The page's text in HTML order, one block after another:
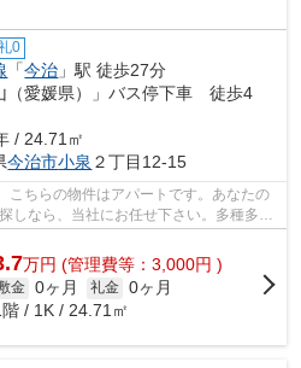
0
「今治 」駅 徒歩27分
（愛媛県）」バス停下車 徒歩4
/ 24.71㎡
今治市小泉 ２丁目12-15
ちらの物件はアパートです。あなたの
しなら、当社にお任せ下さい。多種多様
で、べ...
万円 (管理費等：3,000円 )
金 0ヶ月 礼金 0ヶ月
階 / 1K / 24.71㎡